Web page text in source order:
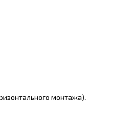
монтажа).